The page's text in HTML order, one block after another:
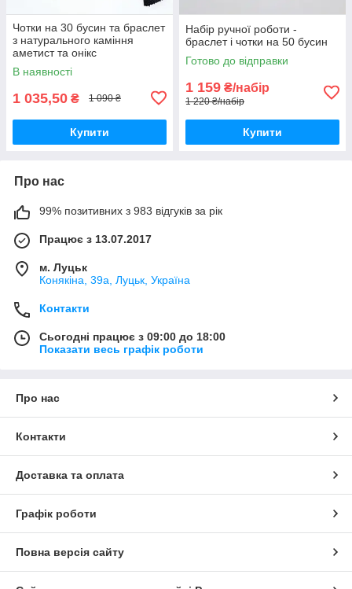
Чотки на 30 бусин та браслет
з натурального каміння
аметист та онікс
В наявності
1 035,50 ₴ 1 090 ₴
Купити
Набір ручної роботи -
браслет і чотки на 50 бусин
Готово до відправки
1 159 ₴/набір
1 220 ₴/набір
Купити
Про нас
99% позитивних з 983 відгуків за рік
Працює з 13.07.2017
м. Луцьк
Конякіна, 39а, Луцьк, Україна
Контакти
Сьогодні працює з 09:00 до 18:00
Показати весь графік роботи
Про нас
Контакти
Доставка та оплата
Графік роботи
Повна версія сайту